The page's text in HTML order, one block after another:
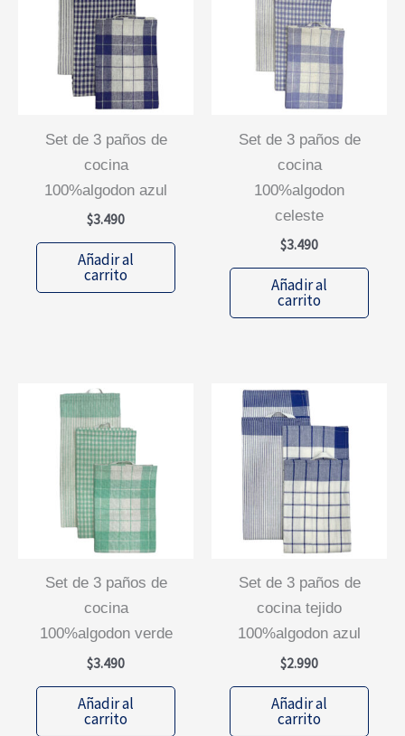
set de 3 paños de
cocina
100%algodon azul
$3.490
Añadir al
carrito
set de 3 paños de
cocina
100%algodon
celeste
$3.490
Añadir al
carrito
set de 3 paños de
cocina
100%algodon verde
$3.490
Añadir al
carrito
set de 3 paños de
cocina tejido
100%algodon azul
$2.990
Añadir al
carrito